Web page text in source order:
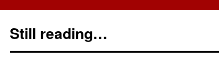
Still reading…